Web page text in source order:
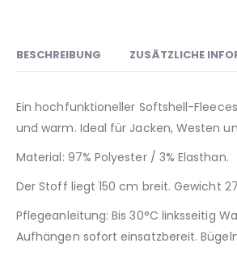
BESCHREIBUNG ZUSÄTZLICHE
Ein hochfunktioneller Softshell-
und warm. Ideal für Jacken, Westen
Material: 97% Polyester / 3% Elasthan.
Der Stoff liegt 150 cm breit. Gewicht
Pflegeanleitung: Bis 30°C linksseitig
Aufhängen sofort einsatzbereit.